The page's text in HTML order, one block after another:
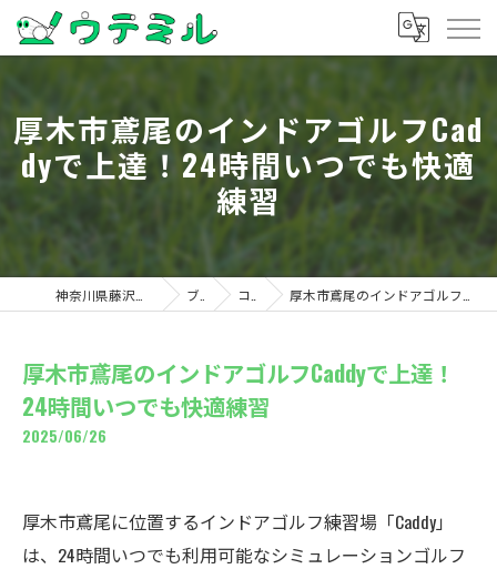
厚木市鳶尾のインドアゴルフCad
dyで上達！24時間いつでも快適
練習
ブログ コラム 厚木市鳶尾のインドアゴルフCaddyで上達！24時間いつでも快適練習
厚木市鳶尾のインドアゴルフCaddyで上達！
24時間いつでも快適練習
2025/06/26
厚木市鳶尾に位置するインドアゴルフ練習場「Caddy」
は、24時間いつでも利用可能なシミュレーションゴルフ